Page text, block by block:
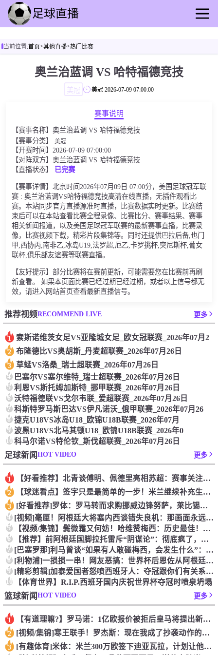
足球直播
足球录像
其他直播
当前位置:首页>其他直播>热门比赛
奥兰治蓝调 VS 哈特福德竞技
美冠 美冠 2026-07-09 07:00:00
赛事说明
【赛事名称】奥兰治蓝调 VS 哈特福德竞技
【赛事分类】 美冠
【开赛时间】2026-07-09 07:00:00
【对阵双方】奥兰治蓝调 VS 哈特福德竞技
【直播状态】
已完赛
【赛事详情】北京时间2026年07月09日 07:00分，美国足球冠军联
赛 : 奥兰治蓝调VS哈特福德竞技高清在线直播，无插件观看比
赛。本站同步官方直播源准时直播，比赛数据实时更新。比赛结
束后可以在本站查看比赛全程录像、比赛比分、赛事结果、赛事
相关新闻报道，以及美国足球冠军联赛的最新赛事直播，比赛录
像，比赛视频下载，精彩片段集锦等。同时还提供巴拉后备,也门
甲,西协丙,南非乙,冰岛U19,法罗超,厄乙,卡罗挑杯,突尼斯杯,葡女
联杯,俱乐部友谊赛等联赛直播。
【友好提示】部分比赛将在赛前更新，可能需要您在比赛前再刷
新查看。 如果本页面比赛已经过期已经过期，或者以上信号都无
效，请进入网站首页查看最新直播信号。
推荐视频RECOMMEND LIVE 更多
1 索斯诺维茨女足VS亚隆城女足_欧女冠联赛_2026年07月2
2 布隆德比VS奥胡斯_丹麦超联赛_2026年07月26日
3 草蜢VS洛桑_瑞士超联赛_2026年07月26日
4 巴塞尔VS塞尔维特_瑞士超联赛_2026年07月26日
5 利恩VS斯托姆加斯特_挪甲联赛_2026年07月26日
6 沃特福德联VS戈尔韦联_爱超联赛_2026年07月26日
7 科斯特罗马斯巴达VS伊凡诺沃_俄甲联赛_2026年07月26
8 捷克U18VS冰岛U18_欧锦U18B联赛_2026年07月
9 波黑U18VS北马其顿U18_欧锦U18B联赛_2026年0
10科马尔诺VS特伦钦_斯伐超联赛_2026年07月26日
足球新闻HOT VIDEO 更多
1 【好看推荐】北青谈傅明、佩德里亮相苏超：赛事关注度大幅提升，
2 【球迷看点】签字只是最简单的一步！米兰继续补充生力军！
3 [好看推荐]罗体：罗马转而求购挪威边锋努萨，莱比锡要价不低于
4 [视频]毫厘！阿根廷大将塞内西谈错失良机：那画面永远不会从脑
5 【视频/集锦】鬓微霜又何妨！哈维赞梅西：历史最佳！他依然能在
6 【推荐】前阿根廷国脚拉托雷斥“阴谋论”：彻底疯了，典型的输不
7 [巴塞罗那]利马曾谈“如果有人敢碰梅西，会发生什么”：这种凝
8 [利物浦]一损损一串！网友恶搞：世界杯后恩佐从阿根廷队回到切
9 [精彩剪辑]加泰爱国者怒喷西班牙人：夺冠跟你们有关系？照样月
10 【体育世界】R.I.P.西班牙国内庆祝世界杯夺冠时喷泉坍塌
篮球新闻HOT VIDEO 更多
1 【有道理嘛?】罗马诺：1亿欧报价被拒后皇马将提出新报价，迪奥
2 [视频/集锦]寒王联手！罗杰斯：现在我成了抄袭动作的，帕尔默
3 [有趣体育]米体：米兰300万欧签下迪亚瓦拉，计划让他担任帕